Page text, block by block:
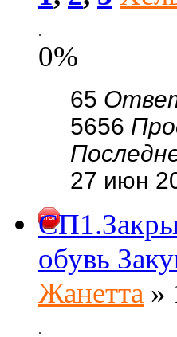
.
0%
65
5656
27 июн
обувь
Жанетта »
.